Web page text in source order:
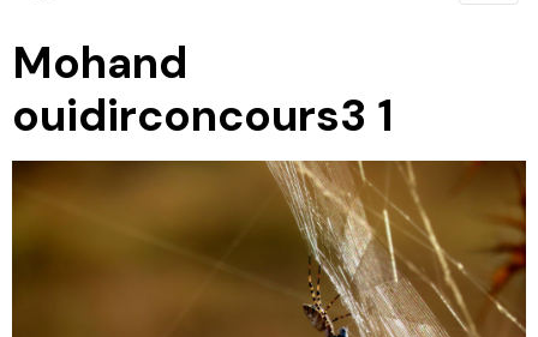
Mohand
ouidirconcours3 1